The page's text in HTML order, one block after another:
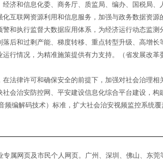
济和信息化委、商务厅、质监局、编办、国税局、
互联网资源利用和信息服务，加强与政务数据资源
和执行监督大数据应用体系，为经济运行动态监
后和过剩产能、梯度转移、重点转型升级、高增
行情况，为精准施策提供有力支持。（省发展改
法律许可和确保安全的前提下，加强对社会治理相
会治安防控网、平安建设信息化综合平台建设，
频编解码技术）标准，扩大社会治安视频监控系统
属网页及市民个人网页。广州、深圳、佛山、东莞